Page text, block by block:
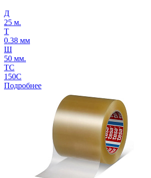
Д
25 м.
Т
0.38 мм
Ш
50 мм.
ТС
150С
Подробнее